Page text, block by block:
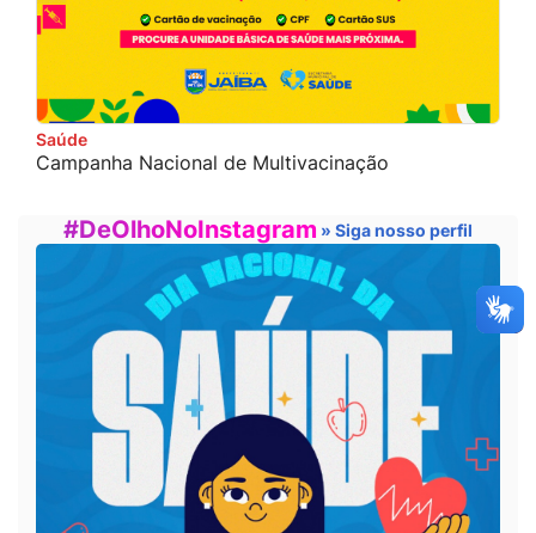
Saúde
Campanha Nacional de Multivacinação
#DeOlhoNoInstagram » Siga nosso perfil